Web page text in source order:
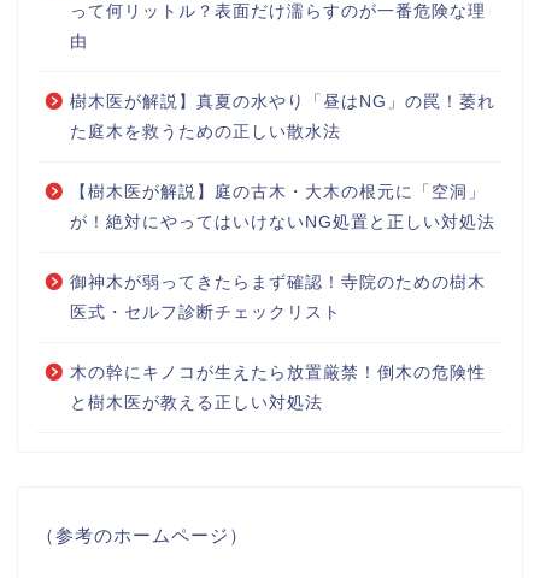
って何リットル？表面だけ濡らすのが一番危険な理
由
樹木医が解説】真夏の水やり「昼はNG」の罠！萎れ
た庭木を救うための正しい散水法
【樹木医が解説】庭の古木・大木の根元に「空洞」
が！絶対にやってはいけないNG処置と正しい対処法
御神木が弱ってきたらまず確認！寺院のための樹木
医式・セルフ診断チェックリスト
木の幹にキノコが生えたら放置厳禁！倒木の危険性
と樹木医が教える正しい対処法
（参考のホームページ）